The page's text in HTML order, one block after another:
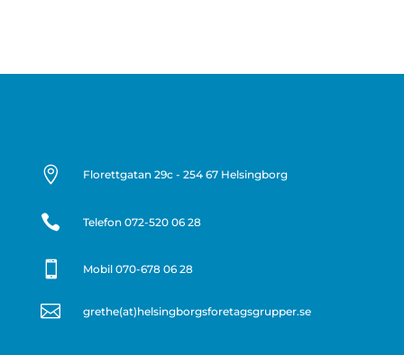
 Florettgatan 29c - 254 67 Helsingborg
 Telefon 072-520 06 28
 Mobil 070-678 06 28
 grethe(at)helsingborgsforetagsgrupper.se